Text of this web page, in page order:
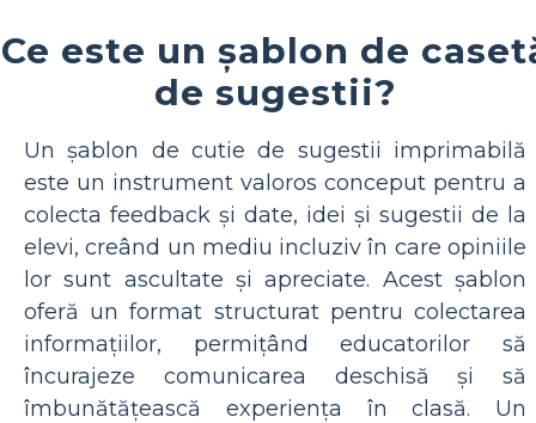
Ce este un șablon de
de sugestii?
Un șablon de cutie de sugestii imprimabilă
este un instrument valoros conceput pentru a
colecta feedback și date, idei și sugestii de la
elevi, creând un mediu incluziv în care opiniile
lor sunt ascultate și apreciate. Acest șablon
oferă un format structurat pentru colectarea
informațiilor, permițând educatorilor să
încurajeze comunicarea deschisă și să
îmbunătățească experiența în clasă. Un